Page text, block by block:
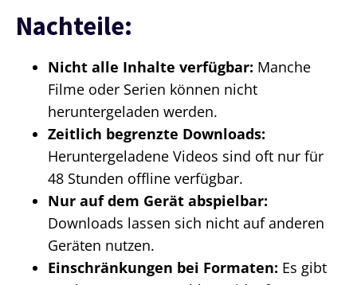
Nachteile:
Nicht alle Inhalte verfügbar: Manche
Filme oder Serien können nicht
heruntergeladen werden.
Zeitlich begrenzte Downloads:
Heruntergeladene Videos sind oft nur für
48 Stunden offline verfügbar.
Nur auf dem Gerät abspielbar:
Downloads lassen sich nicht auf anderen
Geräten nutzen.
Einschränkungen bei Formaten: Es gibt